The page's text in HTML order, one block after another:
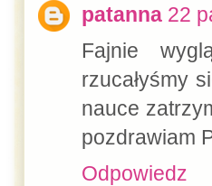
patanna 22
Fajnie
rzucałyśmy
nauce
pozdrawiam
Odpowiedz